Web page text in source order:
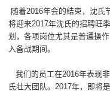
随着2016年会的结束，沈氏
将迎来2017年沈氏的招聘旺
划，各项岗位尤其是普通操
入备战期间。
我们的员工在2016年表现
氏壮大团队。2017年，即将